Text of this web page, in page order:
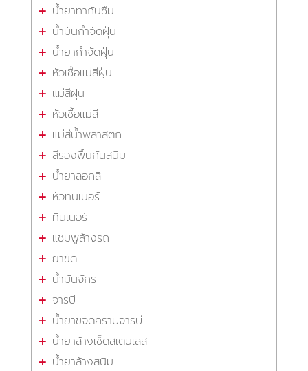
น้ำยาทากันซึม
น้ำมันกำจัดฝุ่น
น้ำยากำจัดฝุ่น
หัวเชื้อแม่สีฝุ่น
แม่สีฝุ่น
หัวเชื้อแม่สี
แม่สีน้ำพลาสติก
สีรองพื้นกันสนิม
น้ำยาลอกสี
หัวทินเนอร์
ทินเนอร์
แชมพูล้างรถ
ยาขัด
น้ำมันจักร
จารบี
น้ำยาขจัดคราบจารบี
น้ำยาล้างเช็ดสเตนเลส
น้ำยาล้างสนิม